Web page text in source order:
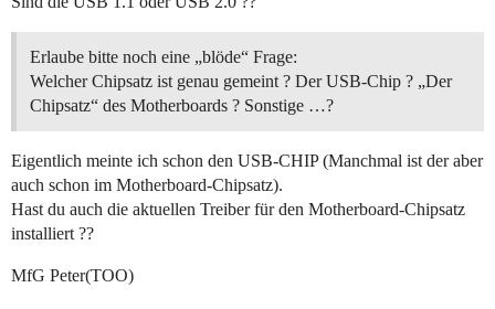
Erlaube bitte noch eine „blöde“ Frage:
Welcher Chipsatz ist genau gemeint ? Der USB-Chip ? „Der
Chipsatz“ des Motherboards ? Sonstige …?
Eigentlich meinte ich schon den USB-CHIP (Manchmal ist der aber
auch schon im Motherboard-Chipsatz).
Hast du auch die aktuellen Treiber für den Motherboard-Chipsatz
installiert ??
MfG Peter(TOO)